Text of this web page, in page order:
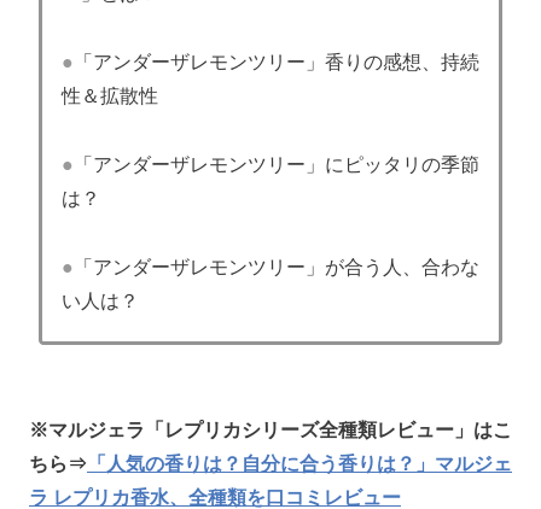
● 「アンダーザレモンツリー」香りの感想、持続
性＆拡散性
● 「アンダーザレモンツリー」にピッタリの季節
は？
● 「アンダーザレモンツリー」が合う人、合わな
い人は？
※マルジェラ「レプリカシリーズ全種類レビュー」はこ
ちら⇒ 「人気の香りは？自分に合う香りは？」マルジェ
ラ レプリカ香水、全種類を口コミレビュー